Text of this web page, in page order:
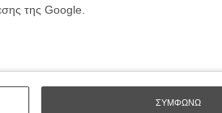
της Google.
ΣΥΜΦΩΝΩ